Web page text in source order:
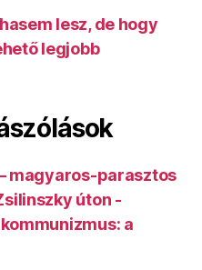
lesz, de hogy
legjobb
magyaros-parasztos
úton -
a